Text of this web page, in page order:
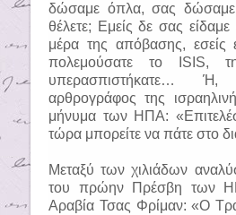
δώσαμε όπλα, σας δώσαμε
θέλετε; Εμείς δε σας
μέρα της απόβασης, εσείς
πολεμούσατε το
ISIS,
υπερασπιστήκατε…
αρθρογράφος της
μήνυμα των ΗΠΑ:
τώρα μπορείτε να πάτε στο
Μεταξύ των χιλιάδων
του πρώην Πρέσβη των
Αραβία Τσας Φρίμαν: «Ο